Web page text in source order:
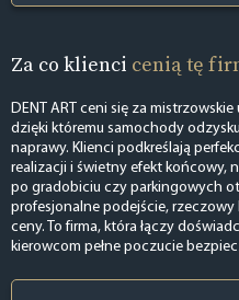
Za co klienci cenią tę
DENT ART ceni się za
dzięki któremu samochody
naprawy. Klienci podkreślają
realizacji i świetny efekt końcowy,
po gradobiciu czy parkingowych
profesjonalne podejście,
ceny. To firma, która łączy
kierowcom pełne poczucie